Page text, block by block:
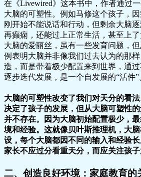
在《Livewired》这本书中，作者通过
大脑的可塑性。例如马修这个孩子，
刚开始不能说话和行动，但剩余大脑
再癫痫，还能过上正常生活，甚至上
大脑的爱丽丝，虽有一些发育问题，
例表明大脑并非像我们过去认为的那
造，而是带着极少配置来到世界，通过
逐步迭代发展，是一个自发展的“活件”
大脑的可塑性改变了我们对天分的看
决定了孩子的发展，但从大脑可塑性
并不存在。因为大脑初始配置极少，
境和经验。这就像贝叶斯推理机，大
设，每个大脑都因不同的输入和经验
家长不应过分看重天分，而应关注孩子
二、创造良好环境：家庭教育的